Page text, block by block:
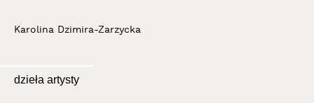
Karolina Dzimira-Zarzycka
dzieła artysty